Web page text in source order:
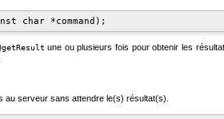
une ou plusieurs fois pour obtenir les
au serveur sans attendre le(s) résultat(s).